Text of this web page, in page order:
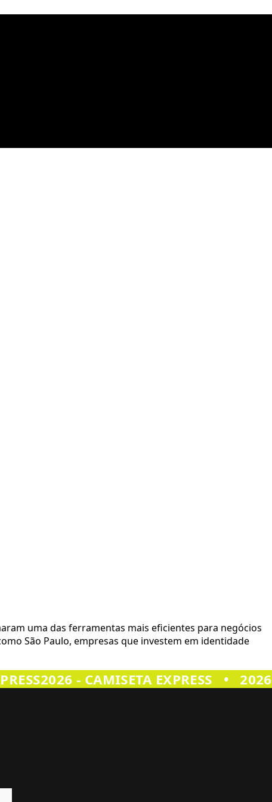
uma das ferramentas mais eficientes para negócios
São Paulo, empresas que investem em identidade
2026 - CAMISETA EXPRESS 2026